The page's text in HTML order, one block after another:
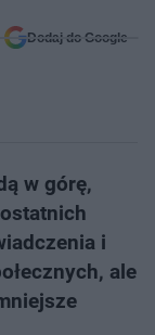
Dodaj do Google
w górę,
i
ale